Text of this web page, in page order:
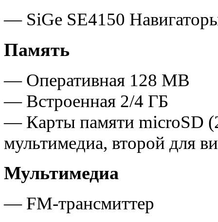
— SiGe SE4150
Память
— Оперативная 128 МB
— Встроенная 2/4 ГБ
— Карты памяти microSD
мультимедиа, второй для
Мультимедиа
— FM-трансмиттер